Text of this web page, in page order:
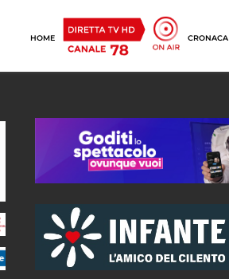
HOME CRONACA